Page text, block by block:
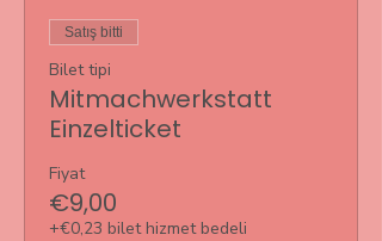
Satış bitti
Bilet tipi
Mitmachwerkstatt
Einzelticket
Fiyat
€9,00
+€0,23 bilet hizmet bedeli